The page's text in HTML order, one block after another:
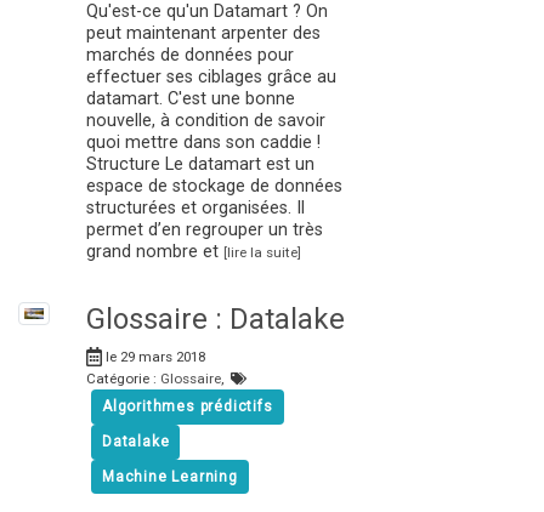
Qu'est-ce qu'un Datamart ? On
peut maintenant arpenter des
marchés de données pour
effectuer ses ciblages grâce au
datamart. C'est une bonne
nouvelle, à condition de savoir
quoi mettre dans son caddie !
Structure Le datamart est un
espace de stockage de données
structurées et organisées. Il
permet d’en regrouper un très
grand nombre et [lire la suite]
Glossaire : Datalake
le 29 mars 2018
Catégorie : Glossaire,
Algorithmes prédictifs
Datalake
Machine Learning